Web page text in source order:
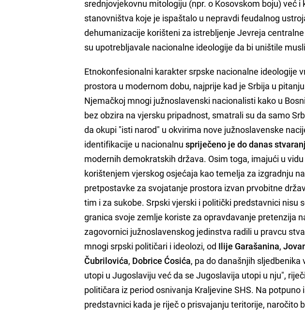
srednjovjekovnu mitologiju (npr. o Kosovskom boju) već
stanovništva koje je ispaštalo u nepravdi feudalnog
dehumanizacije korišteni za istrebljenje Jevreja
su upotrebljavale nacionalne ideologije da bi uništile
Etnokonfesionalni karakter srpske nacionalne ideologije
prostora u modernom dobu, najprije kad je Srbija u
Njemačkoj mnogi južnoslavenski nacionalisti kako u
bez obzira na vjersku pripadnost, smatrali su da samo
da okupi "isti narod" u okvirima nove južnoslavenske
identifikacije u nacionalnuspriječeno je do danas
modernih demokratskih država. Osim toga, imajući u
korištenjem vjerskog osjećaja kao temelja za izgradnju
pretpostavke za svojatanje prostora izvan prvobitne
tim i za sukobe. Srpski vjerski i politički predstavnici nisu
granica svoje zemlje koriste za opravdavanje pretenzija
zagovornici južnoslavenskog jedinstva radili u pravcu
mnogi srpski političari i ideolozi, od Ilije Garašanina,
Čubrilovića, Dobrice Ćosića, pa do današnjih sljedbenika
utopi u Jugoslaviju već da se Jugoslavija utopi u nju",
političara iz period osnivanja Kraljevine SHS. Na
predstavnici kada je riječ o prisvajanju teritorije, naročito